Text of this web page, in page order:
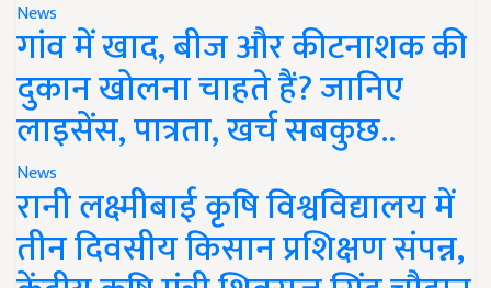
News
गांव में खाद, बीज और कीटनाशक की
दुकान खोलना चाहते हैं? जानिए
लाइसेंस, पात्रता, खर्च सबकुछ..
News
रानी लक्ष्मीबाई कृषि विश्वविद्यालय में
तीन दिवसीय किसान प्रशिक्षण संपन्न,